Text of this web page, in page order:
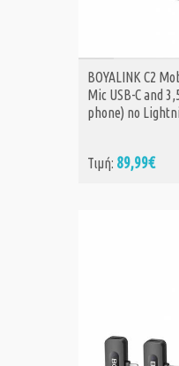
ΑΓΟΡΑ
BOYALINK C2
Mic USB-C and
phone) no
Τιμή: 89,99€